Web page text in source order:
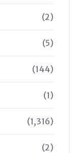
(2)
(5)
(144)
(1)
(1,316)
(2)